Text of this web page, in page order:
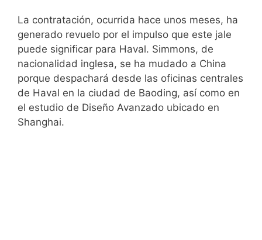
La contratación, ocurrida hace unos meses, ha
generado revuelo por el impulso que este jale
puede significar para Haval. Simmons, de
nacionalidad inglesa, se ha mudado a China
porque despachará desde las oficinas centrales
de Haval en la ciudad de Baoding, así como en
el estudio de Diseño Avanzado ubicado en
Shanghai.